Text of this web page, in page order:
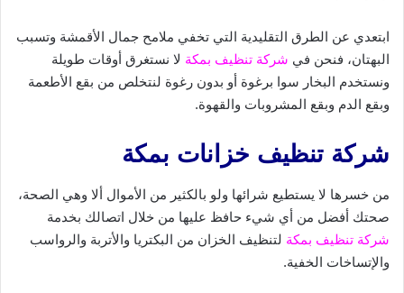
ابتعدي عن الطرق التقليدية التي تخفي ملامح جمال الأقمشة وتسبب
البهتان، فنحن في شركة تنظيف بمكة لا نستغرق أوقات طويلة
ونستخدم البخار سوا برغوة أو بدون رغوة لنتخلص من بقع الأطعمة
وبقع الدم وبقع المشروبات والقهوة.
شركة تنظيف خزانات بمكة
من خسرها لا يستطيع شرائها ولو بالكثير من الأموال ألا وهي الصحة،
صحتك أفضل من أي شيء حافظ عليها من خلال اتصالك بخدمة
شركة تنظيف بمكة لتنظيف الخزان من البكتريا والأتربة والرواسب
والإتساخات الخفية.